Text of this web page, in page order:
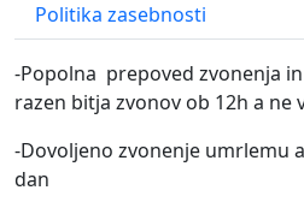
Politika zasebnosti
-Popolna prepoved zvonenja
razen bitja zvonov ob 12h a ne
-Dovoljeno zvonenje umrlemu
dan